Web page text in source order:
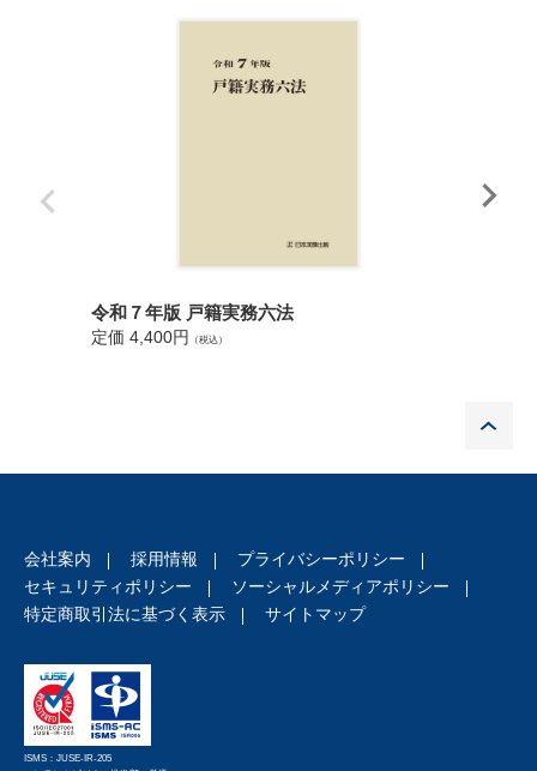
令和７年版 戸籍実務六法
定価 4,400円 （税込）
会社案内 採用情報
プライバシーポリシー
セキュリティポリシー
ソーシャルメディアポリシー
特定商取引法に基づく表示
サイトマップ
ISMS：JUSE-IR-205